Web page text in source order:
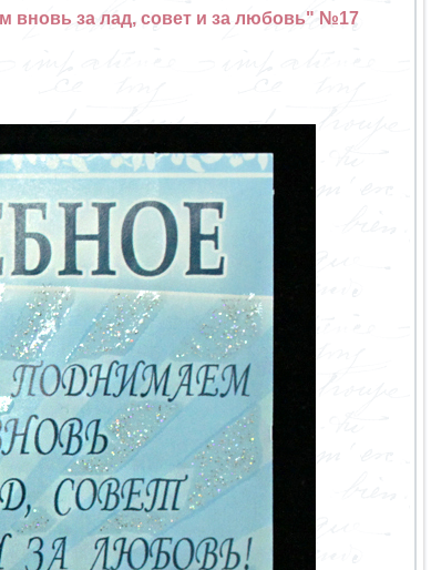
вновь за лад, совет и за любовь" №17